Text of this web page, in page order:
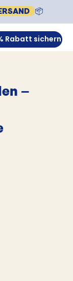
📦
Rabatt sichern
—